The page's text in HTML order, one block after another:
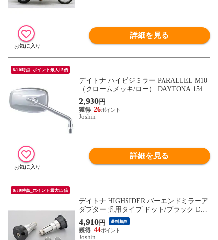
詳細を見る
8/10時点_ポイント最大15倍
デイトナ ハイビジミラー PARALLEL M10
（クロームメッキ/ロー） DAYTONA 15403
【返品種別B】
2,930円
26
Joshin
詳細を見る
8/10時点_ポイント最大15倍
デイトナ HIGHSIDER バーエンドミラーア
ダプター 汎用タイプ ドット/ブラック DAY
TONA 96706 【返品種別B】
4,910円 送料無料
44
Joshin